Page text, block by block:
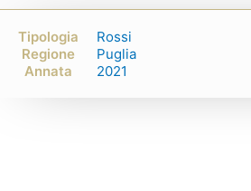
Tipologia
Rossi
Regione
Puglia
Annata
2021